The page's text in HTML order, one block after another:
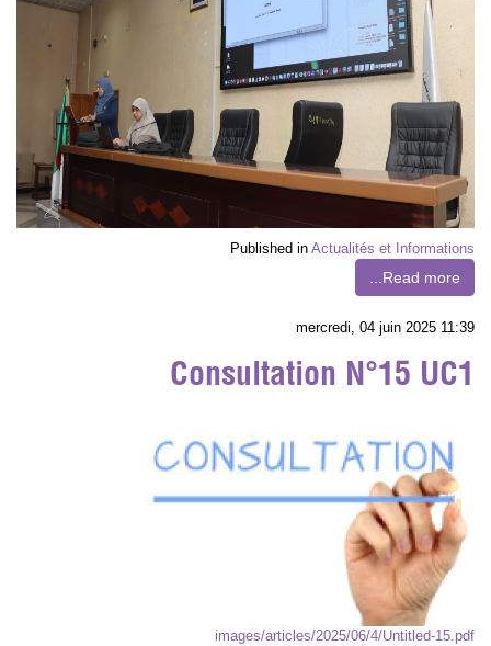
Published in Actualités et Informations
Read more...
mercredi, 04 juin 2025 11:39
Consultation N°15 UC1
images/articles/2025/06/4/Untitled-15.pdf